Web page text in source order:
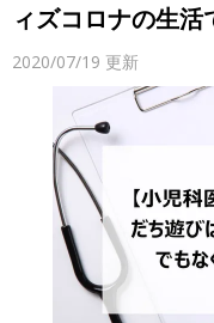
ィズコロナの生
2020/07/19 更新